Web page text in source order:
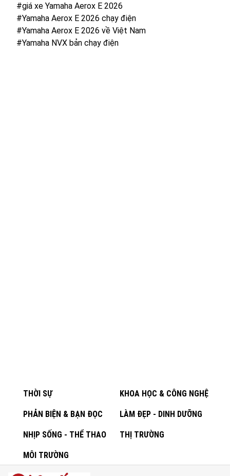
#giá xe Yamaha Aerox E 2026
#Yamaha Aerox E 2026 chạy điện
#Yamaha Aerox E 2026 về Việt Nam
#Yamaha NVX bản chạy điện
THỜI SỰ KHOA HỌC & CÔNG NGHỆ
PHẢN BIỆN & BẠN ĐỌC LÀM ĐẸP - DINH DƯỠNG
NHỊP SỐNG - THỂ THAO THỊ TRƯỜNG
MÔI TRƯỜNG